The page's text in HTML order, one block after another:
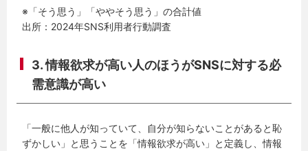
※「そう思う」「ややそう思う」の合計値
出所：2024年SNS利用者行動調査
3. 情報欲求が高い人のほうがSNSに対する必
需意識が高い
「一般に他人が知っていて、自分が知らないことがあると恥
ずかしい」と思うことを「情報欲求が高い」と定義し、情報